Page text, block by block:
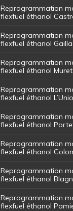
Reprogrammation
flexfuel éthanol
Reprogrammation
flexfuel éthanol
Reprogrammation
flexfuel éthanol Muret
Reprogrammation
flexfuel éthanol
Reprogrammation
flexfuel éthanol
Reprogrammation
flexfuel éthanol
Reprogrammation
flexfuel éthanol
Reprogrammation
flexfuel éthanol